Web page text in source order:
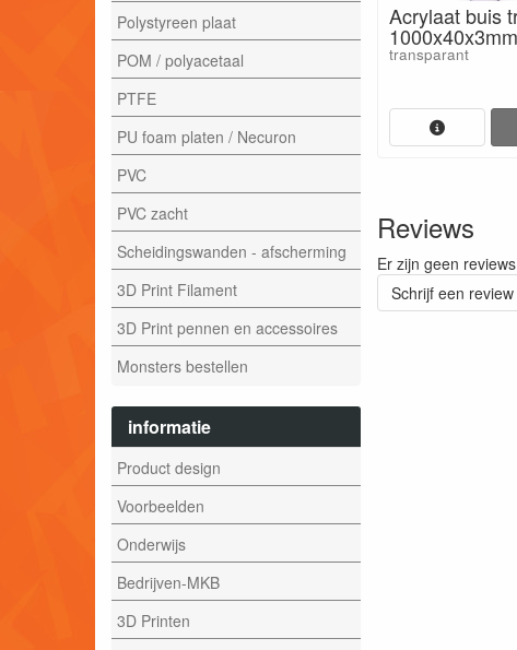
Polystyreen plaat
POM / polyacetaal
PTFE
PU foam platen / Necuron
PVC
PVC zacht
Scheidingswanden - afscherming
3D Print Filament
3D Print pennen en accessoires
Monsters bestellen
informatie
Product design
Voorbeelden
Onderwijs
Bedrijven-MKB
3D Printen
Acrylaat buis
1000x40x3mm
transparant
Reviews
Er zijn geen
Schrijf een review